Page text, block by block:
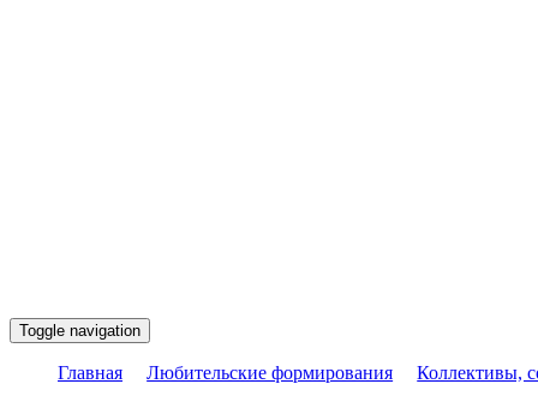
Toggle navigation
Главная Любительские формирования Коллективы,